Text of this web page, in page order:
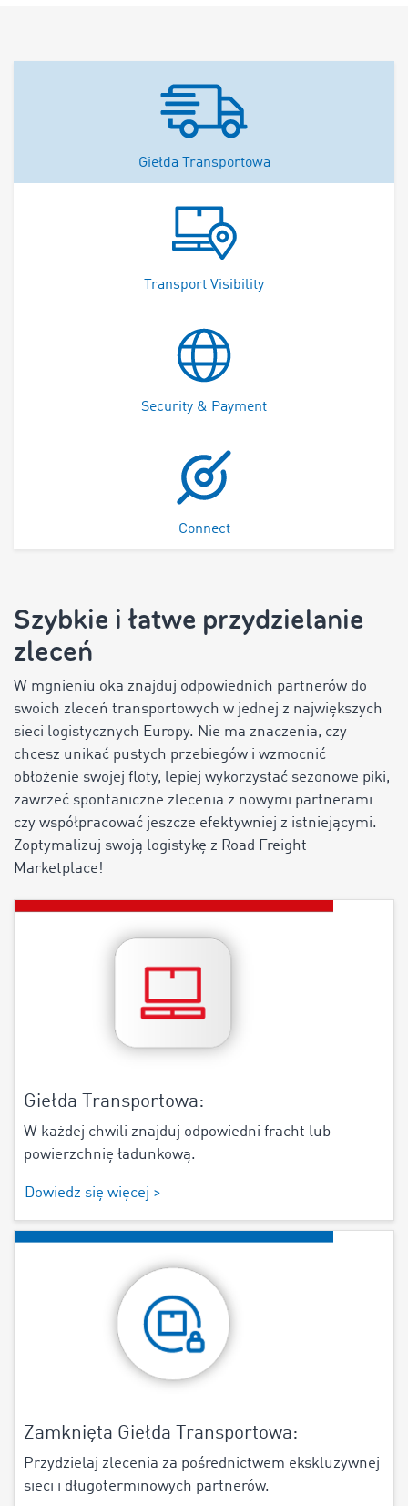
Giełda Transportowa
Transport Visibility
Security & Payment
Connect
Szybkie i łatwe przydzielanie
zleceń
W mgnieniu oka znajduj odpowiednich partnerów do
swoich zleceń transportowych w jednej z największych
sieci logistycznych Europy. Nie ma znaczenia, czy
chcesz unikać pustych przebiegów i wzmocnić
obłożenie swojej floty, lepiej wykorzystać sezonowe piki,
zawrzeć spontaniczne zlecenia z nowymi partnerami
czy współpracować jeszcze efektywniej z istniejącymi.
Zoptymalizuj swoją logistykę z Road Freight
Marketplace!
Giełda Transportowa:
W każdej chwili znajduj odpowiedni fracht lub
powierzchnię ładunkową.
Dowiedz się więcej >
Zamknięta Giełda Transportowa:
Przydzielaj zlecenia za pośrednictwem ekskluzywnej
sieci i długoterminowych partnerów.